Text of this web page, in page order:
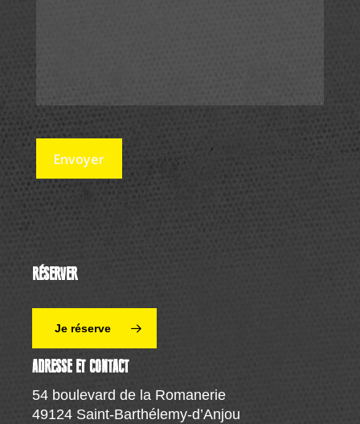
RÉSERVER
Je réserve
ADRESSE ET CONTACT
54 boulevard de la Romanerie
49124 Saint-Barthélemy-d’Anjou